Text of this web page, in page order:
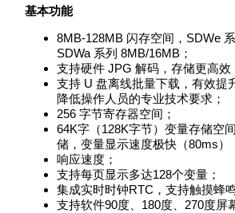
基本功能
8MB-128MB 闪存空间，SDWe
SDWa 系列 8MB/16MB；
支持硬件 JPG 解码，存储更高效
支持 U 盘离线批量下载，有效提
降低操作人员的专业技术要求；
256 字节寄存器空间；
64K字（128K字节）变量存储空
储，变量显示速度极快（80ms）
响应速度；
支持每页显示多达128个变量；
集成实时时钟RTC，支持触摸蜂
支持软件90度、180度、270度屏